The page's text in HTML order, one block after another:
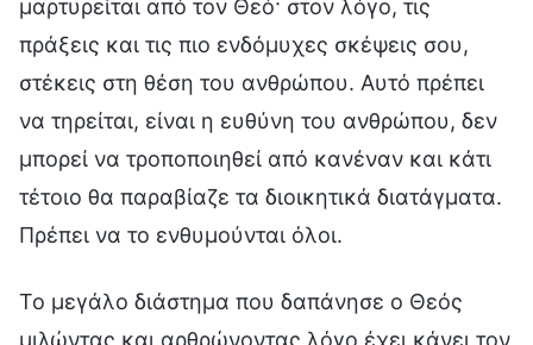
μαρτυρείται από τον Θεό· στον λόγο, τις
πράξεις και τις πιο ενδόμυχες σκέψεις σου,
στέκεις στη θέση του ανθρώπου. Αυτό πρέπει
να τηρείται, είναι η ευθύνη του ανθρώπου, δεν
μπορεί να τροποποιηθεί από κανέναν και κάτι
τέτοιο θα παραβίαζε τα διοικητικά διατάγματα.
Πρέπει να το ενθυμούνται όλοι.
Το μεγάλο διάστημα που δαπάνησε ο Θεός
μιλώντας και αρθρώνοντας λόγο έχει κάνει τον